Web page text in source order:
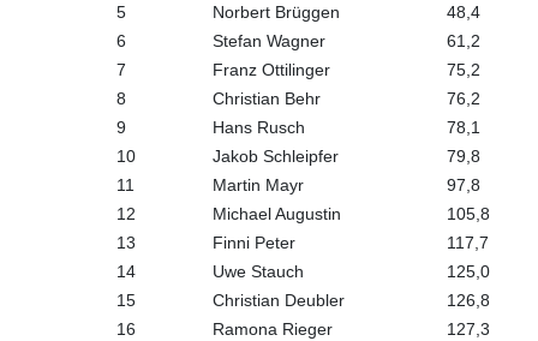
5
Norbert Brüggen
48,4
6
Stefan Wagner
61,2
7
Franz Ottilinger
75,2
8
Christian Behr
76,2
9
Hans Rusch
78,1
10
Jakob Schleipfer
79,8
11
Martin Mayr
97,8
12
Michael Augustin
105,8
13
Finni Peter
117,7
14
Uwe Stauch
125,0
15
Christian Deubler
126,8
16
Ramona Rieger
127,3